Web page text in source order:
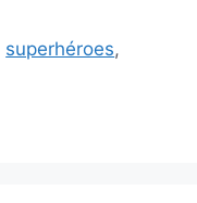
superhéroes,